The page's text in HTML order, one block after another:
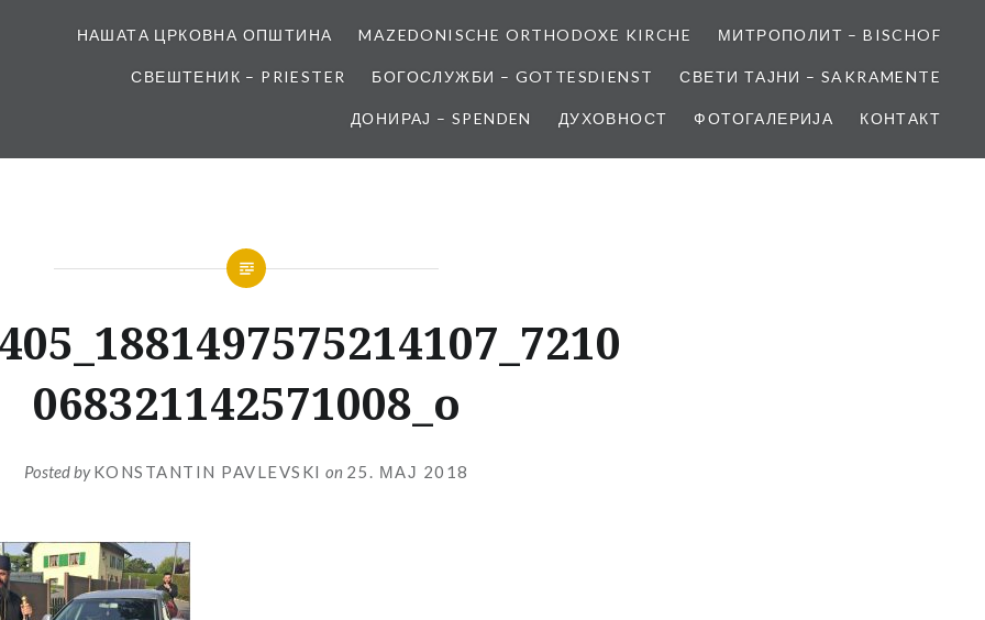
НАШАТА ЦРКОВНА ОПШТИНА MAZEDONISCHE ORTHODOXE KIRCHE МИТРОПОЛИТ – BISCHOF
СВЕШТЕНИК – PRIESTER БОГОСЛУЖБИ – GOTTESDIENST СВЕТИ ТАЈНИ – SAKRAMENTE
ДОНИРАЈ – SPENDEN ДУХОВНОСТ ФОТОГАЛЕРИЈА КОНТАКТ
068321142571008_o
Posted byKONSTANTIN PAVLEVSKI on 25. МАЈ 2018